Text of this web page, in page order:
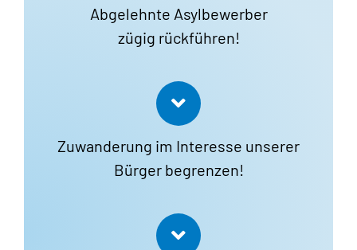
Abgelehnte Asylbewerber
zügig rückführen!
Zuwanderung im Interesse unserer
Bürger begrenzen!